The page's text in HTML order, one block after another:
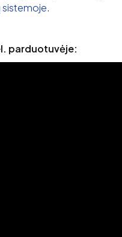
sistemoje.
parduotuvėje: